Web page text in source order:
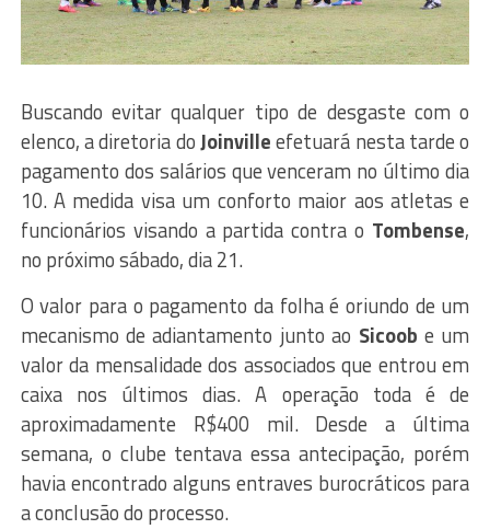
Buscando evitar qualquer tipo de desgaste com o
elenco, a diretoria doJoinvilleefetuará nesta tarde o
pagamento dos salários que venceram no último dia
10. A medida visa um conforto maior aos atletas e
funcionários visando a partida contra o Tombense,
no próximo sábado, dia 21.
O valor para o pagamento da folha é oriundo de um
mecanismo de adiantamento junto ao Sicoob e um
valor da mensalidade dos associados que entrou em
caixa nos últimos dias. A operação toda é de
aproximadamente R$400 mil. Desde a última
semana, o clube tentava essa antecipação, porém
havia encontrado alguns entraves burocráticos para
a conclusão do processo.